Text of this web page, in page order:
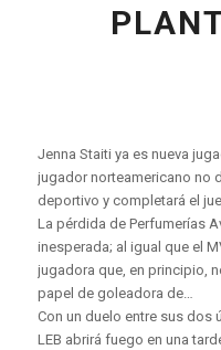
Jenna Staiti ya es nueva
jugador norteamericano no
deportivo y completará el
La pérdida de Perfumerías
inesperada; al igual que el
jugadora que, en principio,
papel de goleadora de…
Con un duelo entre sus dos
LEB abrirá fuego en una